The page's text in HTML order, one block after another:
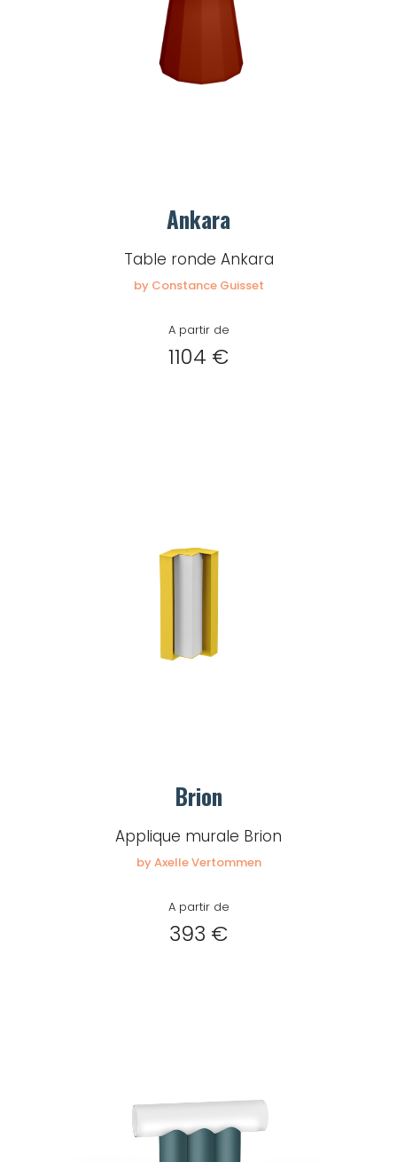
Ankara
Table ronde Ankara
by Constance Guisset
A partir de
1104 €
Brion
Applique murale Brion
by Axelle Vertommen
A partir de
393 €